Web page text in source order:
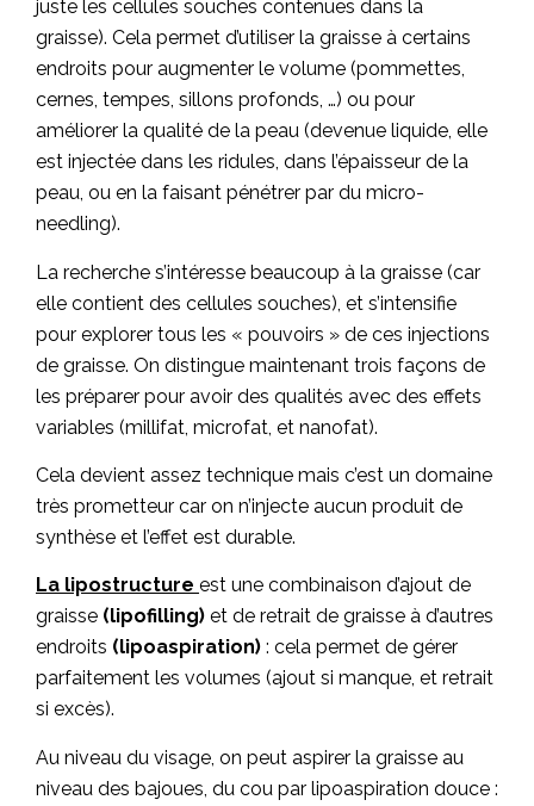
juste les cellules souches contenues dans la
graisse). Cela permet d’utiliser la graisse à certains
endroits pour augmenter le volume (pommettes,
cernes, tempes, sillons profonds, …) ou pour
améliorer la qualité de la peau (devenue liquide, elle
est injectée dans les ridules, dans l’épaisseur de la
peau, ou en la faisant pénétrer par du micro-
needling).
La recherche s’intéresse beaucoup à la graisse (car
elle contient des cellules souches), et s’intensifie
pour explorer tous les « pouvoirs » de ces injections
de graisse. On distingue maintenant trois façons de
les préparer pour avoir des qualités avec des effets
variables (millifat, microfat, et nanofat).
Cela devient assez technique mais c’est un domaine
très prometteur car on n’injecte aucun produit de
synthèse et l’effet est durable.
La lipostructure est une combinaison d’ajout de
graisse (lipofilling) et de retrait de graisse à d’autres
endroits (lipoaspiration) : cela permet de gérer
parfaitement les volumes (ajout si manque, et retrait
si excès).
Au niveau du visage, on peut aspirer la graisse au
niveau des bajoues, du cou par lipoaspiration douce :